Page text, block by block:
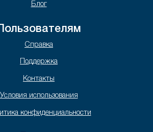
Блог
Пользователям
Справка
Поддержка
Контакты
Условия использования
конфиденциальности